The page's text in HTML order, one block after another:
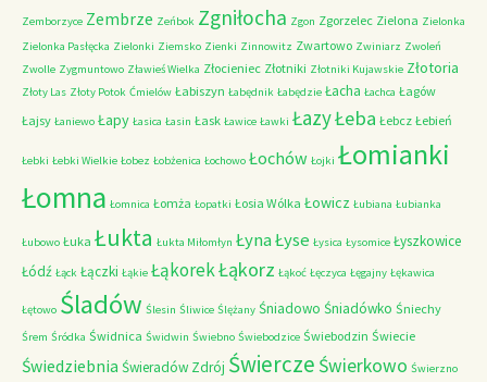
Zemborzyce Zembrze Zeńbok Zgniłocha Zgon Zgorzelec Zielona Zielonka
Zielonka Pasłęcka Zielonki Ziemsko Zienki Zinnowitz Zwartowo Zwiniarz Zwoleń
Zwolle Zygmuntowo Zławieś Wielka Złocieniec Złotniki Złotniki Kujawskie Złotoria
Złoty Las Złoty Potok Ćmielów Łabiszyn Łabędnik Łabędzie Łacha Łachca Łagów
Łajsy Łaniewo Łapy Łasica Łasin Łask Ławice Ławki ŁazyŁeba Łebcz Łebień
Łebki Łebki Wielkie Łobez Łobżenica Łochowo Łochów Łojki Łomianki
Łomna Łomnica Łomża Łopatki Łosia Wólka Łowicz Łubiana Łubianka
Łubowo Łuka Łukta Łukta Miłomłyn ŁynaŁyse Łysica Łysomice Łyszkowice
Łódź Łąck Łączki Łąkie ŁąkorekŁąkorz Łąkoć Łęczyca Łęgajny Łękawica
Łętowo Śladów Ślesin Śliwice Ślężany Śniadowo Śniadówko Śniechy
Śrem Śródka Świdnica Świdwin Świebno Świebodzice Świebodzin Świecie
Świedziebnia Świeradów Zdrój Świercze Świerkowo Świerzno